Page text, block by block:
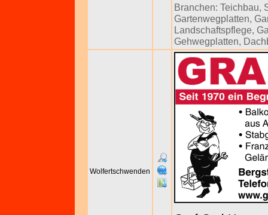
Branchen: Teichbau,
Gartenwegplatten,
Landschaftspflege,
Gehwegplatten,
Wolfertschwenden